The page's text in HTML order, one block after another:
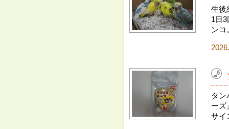
生後
1日
ンコ
タ
ーズ
サイ